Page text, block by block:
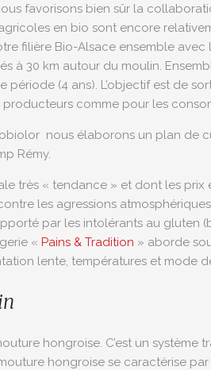
favorisons bien sûr la
en bio sont encore
filière Bio-Alsace ensemble
à 30 km autour du moulin.
période (4 ans). L’objectif est de
comme pour les
nous élaborons un plan de
Rémy.
très « tendance » et dont les
les agressions
par les intolérants au gluten
« Pains & Tradition » aborde
lente, températures et mode
hongroise. C’est un système
hongroise se caractérise